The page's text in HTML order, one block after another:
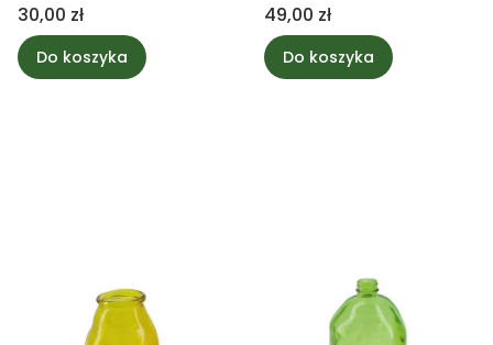
10x10cm
Cena
30,00 zł
Do koszyka
Cena
49,00 zł
Do koszyka